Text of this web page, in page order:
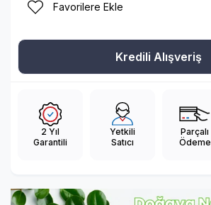
Favorilere Ekle
Kredili Alışveriş
2 Yıl
Garantili
Yetkili
Satıcı
Parçalı
Ödeme